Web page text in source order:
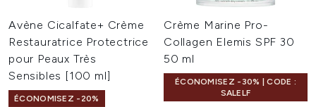
Avène Cicalfate+ Crème
Restauratrice Protectrice
pour Peaux Très
Sensibles [100 ml]
ÉCONOMISEZ -20%
Crème Marine Pro-
Collagen Elemis SPF 30
50 ml
ÉCONOMISEZ -30% | CODE :
SALELF